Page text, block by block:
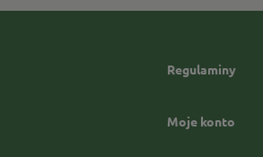
Regulaminy
Moje konto